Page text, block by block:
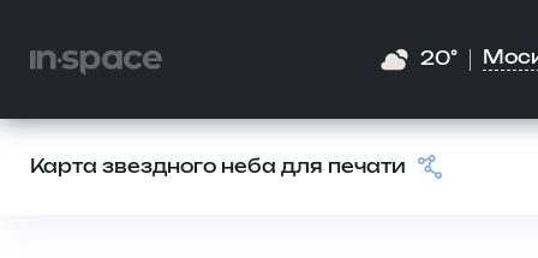
20°
Карта звездного неба для печати